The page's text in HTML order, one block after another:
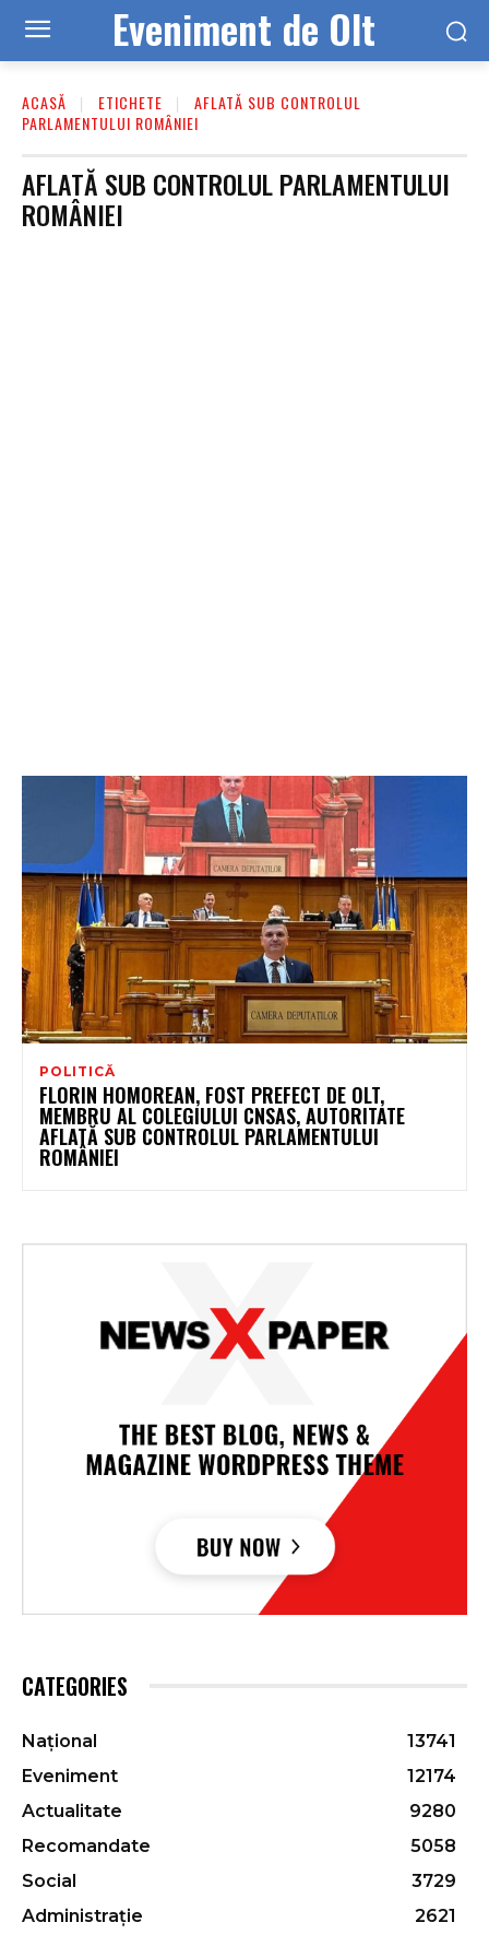
Eveniment de Olt
ACASĂ ETICHETE
AFLATĂ SUB CONTROLUL
PARLAMENTULUI ROMÂNIEI
AFLATĂ SUB CONTROLUL PARLAMENTULUI
ROMÂNIEI
POLITICĂ
FLORIN HOMOREAN, FOST PREFECT DE OLT,
MEMBRU AL COLEGIULUI CNSAS, AUTORITATE
AFLATĂ SUB CONTROLUL PARLAMENTULUI
ROMÂNIEI
CATEGORIES
Național
13741
Eveniment
12174
Actualitate
9280
Recomandate
5058
Social
3729
Administrație
2621